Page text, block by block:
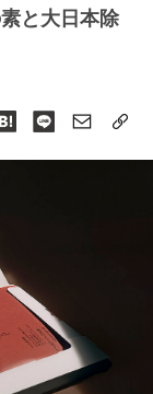
と大日本除